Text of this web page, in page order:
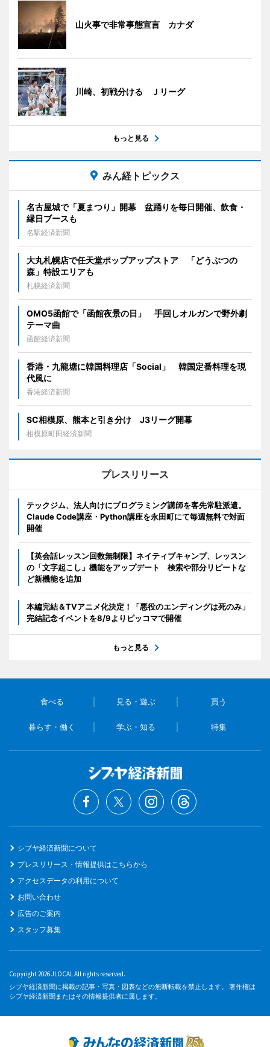
山火事で非常事態宣言 カナダ
川崎、初戦分ける Ｊリーグ
もっと見る
みん経トピックス
名古屋城で「夏まつり」開幕 盆踊りを毎日開催、飲食・
縁日ブースも
名駅経済新聞
大丸札幌店で任天堂ポップアップストア 「どうぶつの
森」特設エリアも
札幌経済新聞
OMO5函館で「函館夜景の日」 手回しオルガンで野外劇
テーマ曲
函館経済新聞
香港・九龍塘に韓国料理店「Social」 韓国定番料理を現
代風に
香港経済新聞
SC相模原、熊本と引き分け J3リーグ開幕
相模原町田経済新聞
プレスリリース
テックジム、法人向けにプログラミング講師を客先常駐派遣。
Claude Code講座・Python講座を永田町にて毎週無料で対面
開催
【英会話レッスン回数無制限】ネイティブキャンプ、レッスン
の「文字起こし」機能をアップデート 検索や部分リピートな
ど新機能を追加
本編完結＆TVアニメ化決定！「悪役のエンディングは死のみ」
完結記念イベントを8/9よりピッコマで開催
もっと見る
食べる 見る・遊ぶ 買う
暮らす・働く 学ぶ・知る 特集
シブヤ経済新聞について
プレスリリース・情報提供はこちらから
アクセスデータの利用について
お問い合わせ
広告のご案内
スタッフ募集
Copyright 2026 JLOCAL All rights reserved.
シブヤ経済新聞に掲載の記事・写真・図表などの無断転載を禁止します。 著作権は
シブヤ経済新聞またはその情報提供者に属します。